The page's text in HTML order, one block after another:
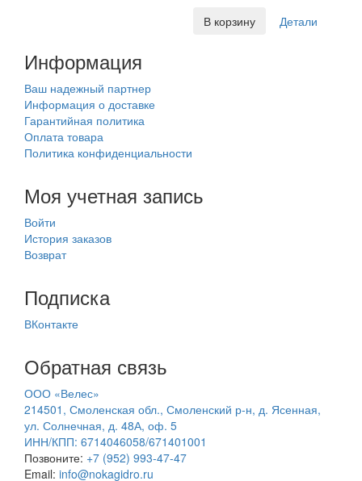
В корзину
Детали
Информация
Ваш надежный партнер
Информация о доставке
Гарантийная политика
Оплата товара
Политика конфиденциальности
Моя учетная запись
Войти
История заказов
Возврат
Подписка
ВКонтакте
Обратная связь
ООО «Велес»
214501, Смоленская обл., Смоленский р-н, д. Ясенная,
ул. Солнечная, д. 48А, оф. 5
ИНН/КПП: 6714046058/671401001
Позвоните: +7 (952) 993-47-47
Email: info@nokagidro.ru